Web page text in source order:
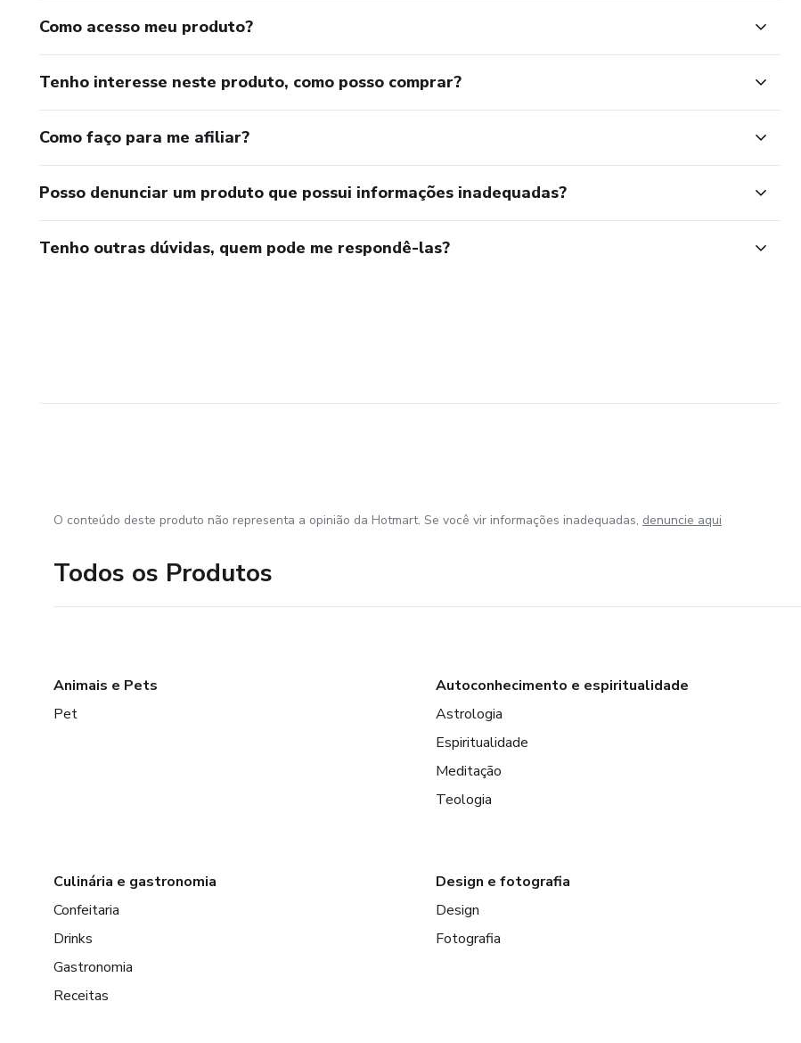
Como acesso meu produto?
Tenho interesse neste produto, como posso comprar?
Como faço para me afiliar?
Posso denunciar um produto que possui informações inadequadas?
Tenho outras dúvidas, quem pode me respondê-las?
O conteúdo deste produto não representa a opinião da Hotmart. Se você vir informações inadequadas, denuncie aqui
Todos os Produtos
Animais e Pets
Pet
Autoconhecimento e espiritualidade
Astrologia
Espiritualidade
Meditação
Teologia
Culinária e gastronomia
Confeitaria
Drinks
Gastronomia
Receitas
Design e fotografia
Design
Fotografia